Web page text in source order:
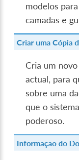
modelos
camadas e
Criar uma Cópia
Cria um
actual, para
sobre uma
que o
poderoso.
Informação do